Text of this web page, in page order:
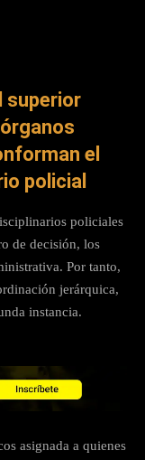
superior
el
policial
policiales
de decisión, los
Por tanto,
jerárquica,
instancia.
asignada a quienes